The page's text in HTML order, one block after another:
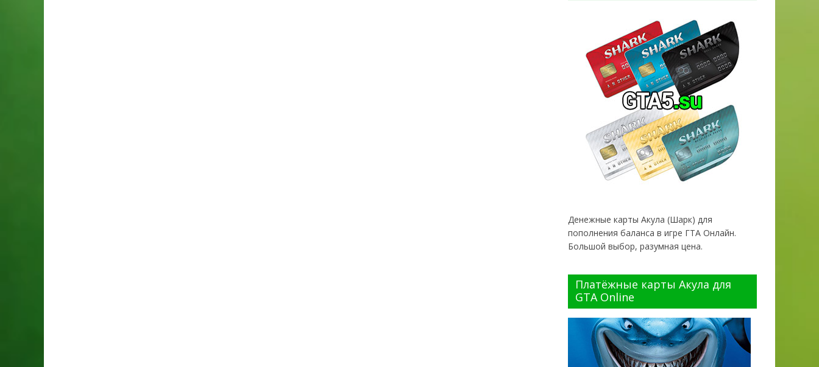
Денежные карты Акула (Шарк) для
пополнения баланса в игре ГТА Онлайн.
Большой выбор, разумная цена.
Платёжные карты Акула для
GTA Online